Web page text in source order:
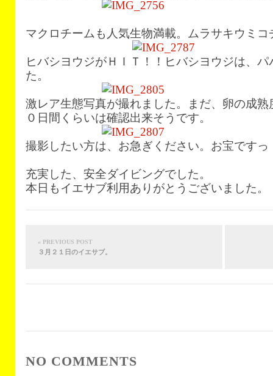
マクロチームも人気生物満載。ムラサキウミコ
ヒバシヨウジがＨＩＴ！！ヒバシヨウジは、
た。
激レア生態写真が撮れました。まだ、卵の成
０日間くらいは確認出来そうです。
撮影したい方は、お急ぎください。お宝ですっ
充実した、安全ダイビングでした。
本日もイエサブ利用ありがとうございました。
« PREVIOUS POST
３月２１日のイエサブ。
NO COMMENTS